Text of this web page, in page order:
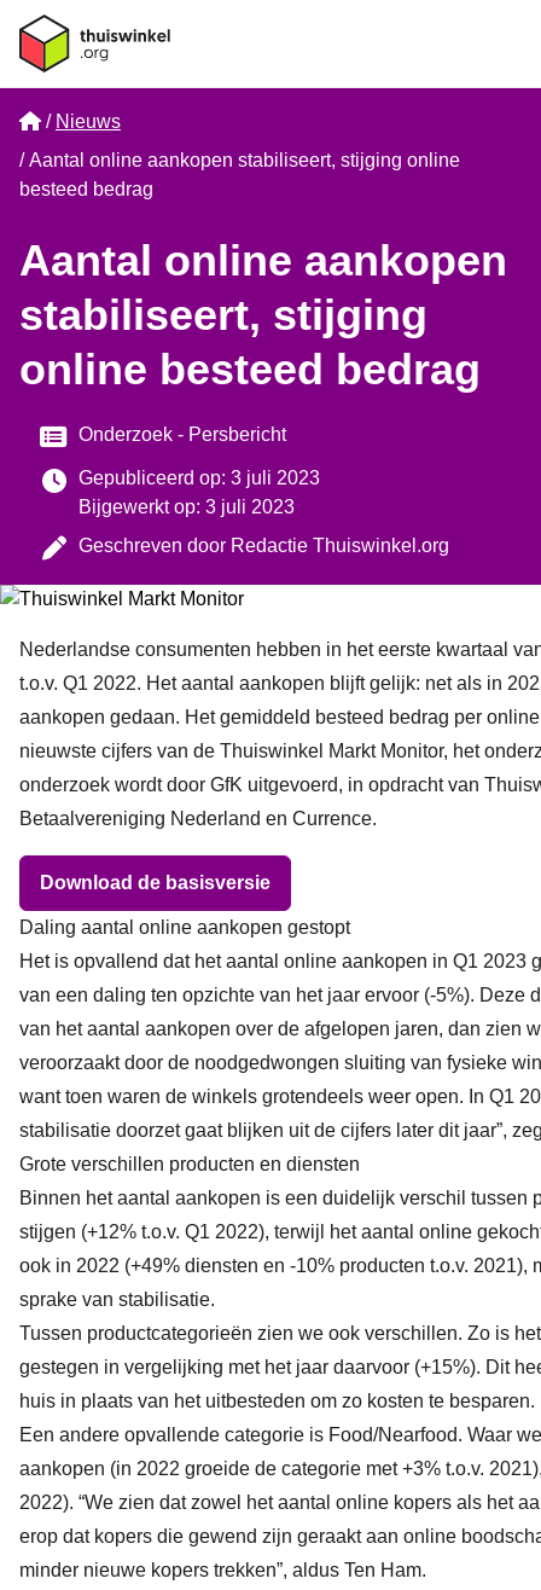
Home
Nieuws
Aantal online aankopen stabiliseert, stijging online
besteed bedrag
Aantal online aankopen
stabiliseert, stijging
online besteed bedrag
Categorie
Onderzoek Persbericht
Gepubliceerd op: 3 juli 2023
Bijgewerkt op: 3 juli 2023
Geschreven door Redactie Thuiswinkel.org
Nederlandse consumenten hebben in het eerste kwartaal
t.o.v. Q1 2022. Het aantal aankopen blijft gelijk: net als in
aankopen gedaan. Het gemiddeld besteed bedrag per
nieuwste cijfers van de Thuiswinkel Markt Monitor, het
onderzoek wordt door GfK uitgevoerd, in opdracht van
Betaalvereniging Nederland en Currence.
Download de basisversie
Daling aantal online aankopen gestopt
Het is opvallend dat het aantal online aankopen in Q1
van een daling ten opzichte van het jaar ervoor (-5%). Deze
van het aantal aankopen over de afgelopen jaren, dan zien
veroorzaakt door de noodgedwongen sluiting van fysieke
want toen waren de winkels grotendeels weer open. In Q1
stabilisatie doorzet gaat blijken uit de cijfers later dit jaar”,
Grote verschillen producten en diensten
Binnen het aantal aankopen is een duidelijk verschil
stijgen (+12% t.o.v. Q1 2022), terwijl het aantal online
ook in 2022 (+49% diensten en -10% producten t.o.v.
sprake van stabilisatie.
Tussen productcategorieën zien we ook verschillen. Zo is
gestegen in vergelijking met het jaar daarvoor (+15%). Dit
huis in plaats van het uitbesteden om zo kosten te besparen.
Een andere opvallende categorie is Food/Nearfood. Waar
aankopen (in 2022 groeide de categorie met +3% t.o.v.
2022). “We zien dat zowel het aantal online kopers als het
erop dat kopers die gewend zijn geraakt aan online
minder nieuwe kopers trekken”, aldus Ten Ham.